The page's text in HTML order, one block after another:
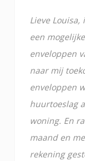
Lieve
een
enveloppen
naar mij
enveloppen
huurtoeslag
woning. En
maand en
rekening